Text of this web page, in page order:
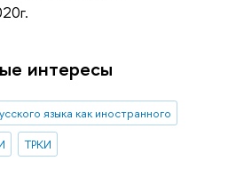
интересы
языка как иностранного
ТРКИ